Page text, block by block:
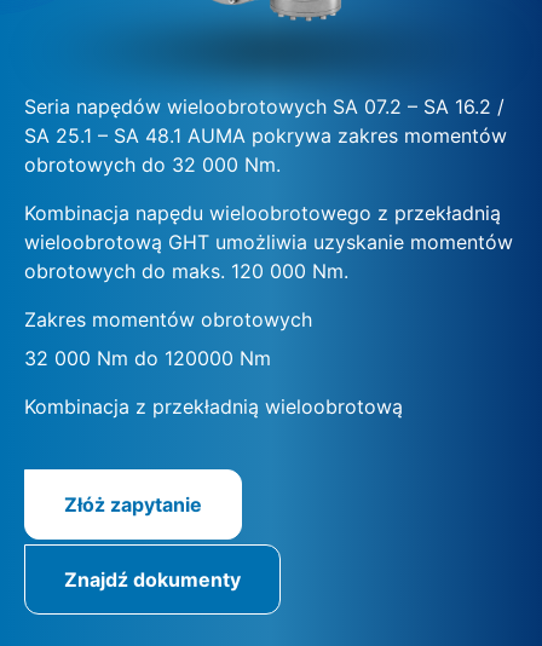
Seria napędów wieloobrotowych SA 07.2 – SA 16.2 /
SA 25.1 – SA 48.1 AUMA pokrywa zakres momentów
obrotowych do 32 000 Nm.
Kombinacja napędu wieloobrotowego z przekładnią
wieloobrotową GHT umożliwia uzyskanie momentów
obrotowych do maks. 120 000 Nm.
Zakres momentów obrotowych
32 000 Nm do 120000 Nm
Kombinacja z przekładnią wieloobrotową
Złóż zapytanie
Znajdź dokumenty